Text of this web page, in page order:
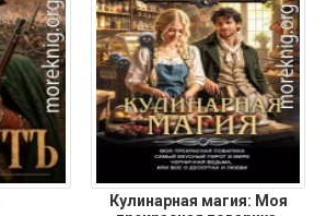
Кулинарная магия: Моя